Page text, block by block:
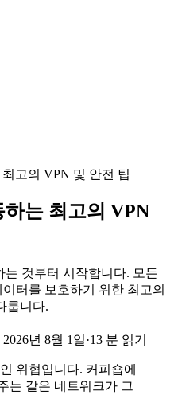
고의 VPN 및 안전 팁
는 최고의 VPN
는 것부터 시작합니다. 모든
터를 보호하기 위한 최고의
룹니다.
년 8월 1일·13 분 읽기
위협입니다. 커피숍에
는 같은 네트워크가 그